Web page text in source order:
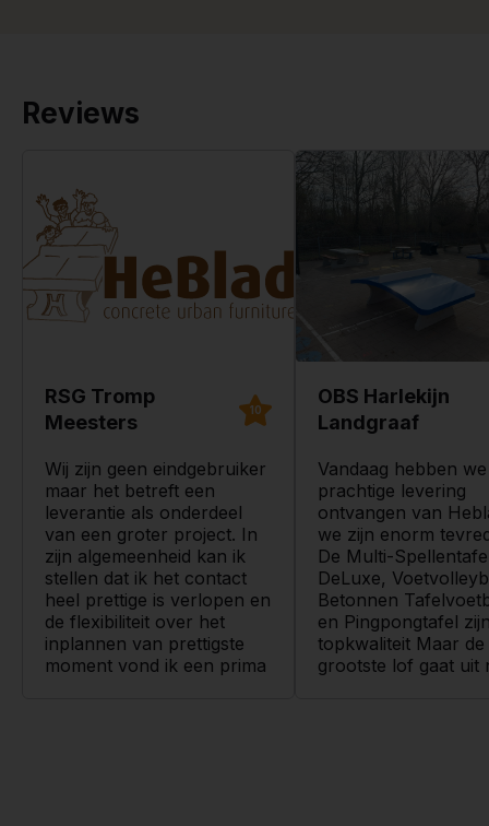
Reviews
RSG Tromp
Meesters
10
Wij zijn geen eindgebruiker
maar het betreft een
leverantie als onderdeel
van een groter project. In
zijn algemeenheid kan ik
stellen dat ik het contact
heel prettige is verlopen en
de flexibiliteit over het
inplannen van prettigste
moment vond ik een prima
OBS Harlekijn
Landgraaf
Vandaag hebben
prachtige levering
ontvangen van
we zijn enorm
De Multi-
DeLuxe,
Betonnen
en Pingpongtafel
topkwaliteit Maar de
grootste lof gaat uit